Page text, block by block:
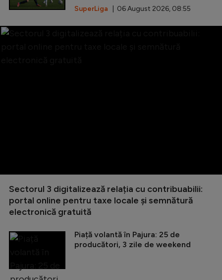
SuperLiga | 06 August 2026, 08:55
Sectorul 3 digitalizează relația cu contribuabilii:
portal online pentru taxe locale și semnătură
electronică gratuită
Piață volantă în Pajura: 25 de
producători, 3 zile de weekend